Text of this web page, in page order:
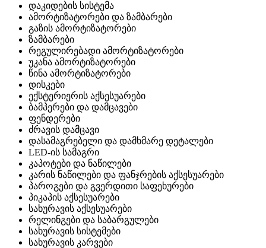
დაკიდების სისტემა
ამორტიზატორები და ზამბარები
გაზის ამორტიზატორები
ზამბარები
რეგულირებადი ამორტიზატორები
უკანა ამორტიზატორები
წინა ამორტიზატორები
დისკები
ექსტერიერის აქსესუარები
ბამპერები და დამცავები
ფენდერები
ძრავის დამცავი
დასამაგრებელი და დამხმარე დეტალები
LED-ის სამაგრი
კაპოტები და ნაწილები
კარის ნაწილები და ფანჯრების აქსესუარები
პაროგები და გვერდითი საფეხურები
პიკაპის აქსესუარები
სახურავის აქსესუარები
რელინგები და საბარგულები
სახურავის სისტემები
სახურავის კარვები